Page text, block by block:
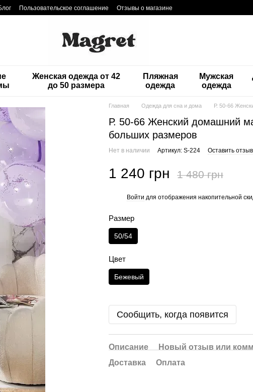
Пользовательское соглашение Отзывы о магазине
Женская одежда от 42
до 50 размера
Пляжная
одежда
Мужская
одежда
Главная Одежда для сна и дома Р. 50-66
Р. 50-66 Женский домашний
больших размеров
Нет в наличии Артикул: S-224 Оставить отзыв
1 240 грн 1 480 грн
Войти для отображения накопительной
Размер
50/54
Цвет
Бежевый
Сообщить, когда появится
Описание
Новый отзыв или
Доставка
Оплата